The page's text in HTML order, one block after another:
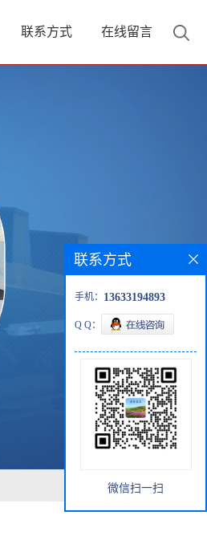
联系方式 在线留言
联系方式
手机： 13633194893
Q Q：
微信扫一扫